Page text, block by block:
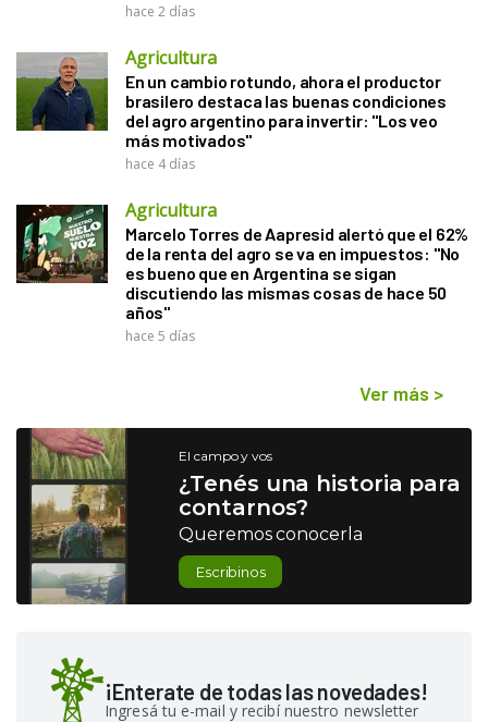
hace 2 días
Agricultura
En un cambio rotundo, ahora el productor
brasilero destaca las buenas condiciones
del agro argentino para invertir: "Los veo
más motivados"
hace 4 días
Agricultura
Marcelo Torres de Aapresid alertó que el 62%
de la renta del agro se va en impuestos: "No
es bueno que en Argentina se sigan
discutiendo las mismas cosas de hace 50
años"
hace 5 días
Ver más >
El campo y vos
¿Tenés una historia para
contarnos?
Queremos conocerla
Escribinos
¡Enterate de todas las novedades!
Ingresá tu e-mail y recibí nuestro newsletter